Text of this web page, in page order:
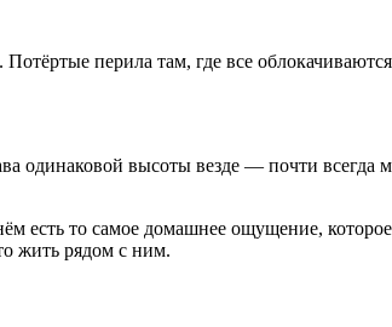
перила там, где все
одинаковой высоты везде — почти
есть то самое домашнее ощущение,
жить рядом с ним.